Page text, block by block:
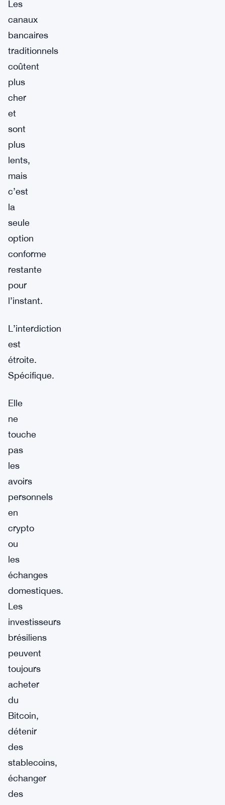
Les
canaux
bancaires
traditionnels
coûtent
plus
cher
et
sont
plus
lents,
mais
c’est
la
seule
option
conforme
restante
pour
l’instant.
L’interdiction
est
étroite.
Spécifique.
Elle
ne
touche
pas
les
avoirs
personnels
en
crypto
ou
les
échanges
domestiques.
Les
investisseurs
brésiliens
peuvent
toujours
acheter
du
Bitcoin,
détenir
des
stablecoins,
échanger
des